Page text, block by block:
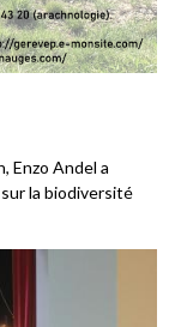
Enzo Andel a
la biodiversité